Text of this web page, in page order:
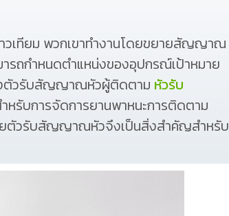
ทียม พวกเขาทำงานโดยขยายสัญญาณ
รถกำหนดตำแหน่งของอุปกรณ์เป้าหมาย
งตัวรับสัญญาณหัวผู้ติดตาม หัวรับ
หรับการจัดการยานพาหนะการติดตาม
ยตัวรับสัญญาณหัวจึงเป็นสิ่งสำคัญสำหรับ